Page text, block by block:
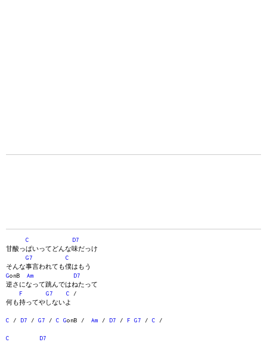
C
D7
甘酸っぱいってどんな味だっけ
G7
C
そんな事言われても僕はもう
GonB Am
D7
逆さになって跳んではねたって
F
G7 C /
何も持ってやしないよ
C / D7 / G7 / C GonB / Am / D7 / F G7 / C /
C
D7